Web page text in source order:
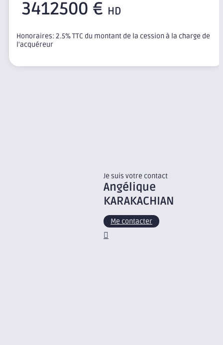
3412500 € HD
Honoraires: 2.5% TTC du montant de la cession à la charge de
l'acquéreur
Je suis votre contact
Angélique
KARAKACHIAN
Me contacter